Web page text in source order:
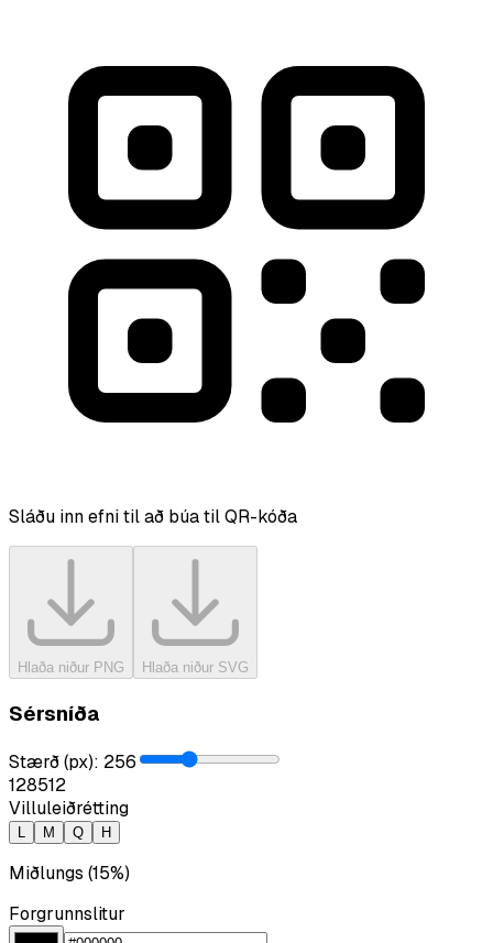
Sláðu inn efni til að búa til QR-kóða
Hlaða niður PNG Hlaða niður SVG
Sérsníða
Stærð (px): 256
128512
Villuleiðrétting
L M Q H
Miðlungs (15%)
Forgrunnslitur